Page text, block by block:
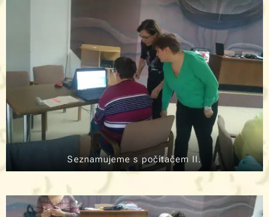
Seznamujeme s počítačem II.